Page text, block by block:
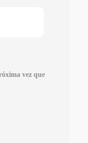
vez que